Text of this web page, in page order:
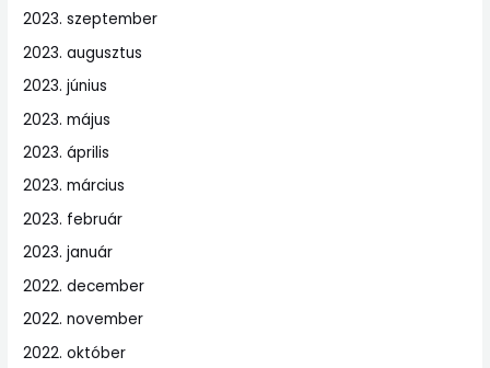
2023. szeptember
2023. augusztus
2023. június
2023. május
2023. április
2023. március
2023. február
2023. január
2022. december
2022. november
2022. október